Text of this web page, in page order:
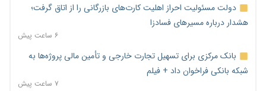
دولت مسئولیت احراز اهلیت کارت‌های بازرگانی را از اتاق گرفت؛
هشدار درباره مسیرهای فسادزا
۶ ساعت پیش
بانک مرکزی برای تسهیل تجارت خارجی و تأمین مالی پروژه‌ها به
شبکه بانکی فراخوان داد + فیلم
۷ ساعت پیش